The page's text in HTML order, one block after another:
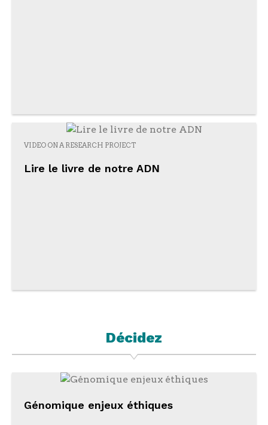
VIDEO ON A RESEARCH PROJECT
Lire le livre de notre ADN
Décidez
Génomique enjeux éthiques